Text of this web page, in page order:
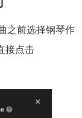
之前选择钢琴作
接点击